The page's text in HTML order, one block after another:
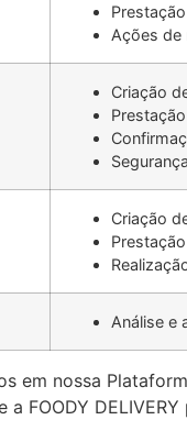
Ações de
Criação
Criação
Análise e
em nossa
a FOODY